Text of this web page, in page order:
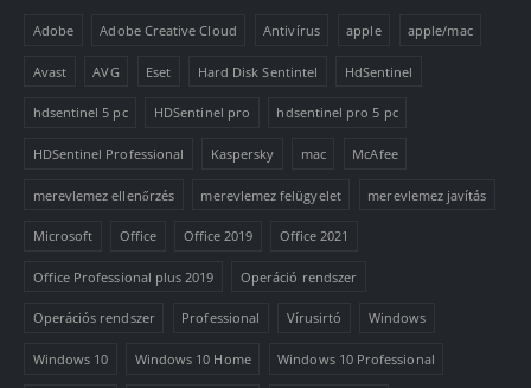
Adobe Adobe Creative Cloud Antivírus apple apple/mac
Avast AVG Eset Hard Disk Sentintel HdSentinel
hdsentinel 5 pc HDSentinel pro hdsentinel pro 5 pc
HDSentinel Professional Kaspersky mac McAfee
merevlemez ellenőrzés merevlemez felügyelet merevlemez javítás
Microsoft Office Office 2019 Office 2021
Office Professional plus 2019 Operáció rendszer
Operációs rendszer Professional Vírusirtó Windows
Windows 10 Windows 10 Home Windows 10 Professional